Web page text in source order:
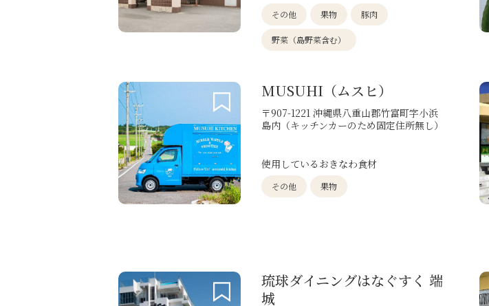
その他 果物 豚肉
野菜（島野菜含む）
MUSUHI（ムスヒ）
〒907-1221 沖縄県八重山郡竹富町字小浜
島内（キッチンカーのため固定住所無し）
使用しているおきなわ食材
その他 果物
琉球ダイニングはなぐすく 端
城